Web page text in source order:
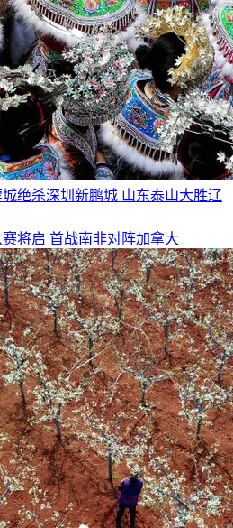
绝杀深圳新鹏城 山东泰山大胜辽
将启 首战南非对阵加拿大